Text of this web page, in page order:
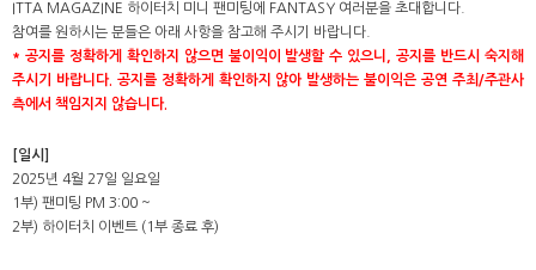
ITTA MAGAZINE 하이터치 미니 팬미팅에 FANTASY 여러분을 초대합니다.
참여를 원하시는 분들은 아래 사항을 참고해 주시기 바랍니다.
* 공지를 정확하게 확인하지 않으면 불이익이 발생할 수 있으니, 공지를 반드시 숙지해
주시기 바랍니다. 공지를 정확하게 확인하지 않아 발생하는 불이익은 공연 주최/주관사
측에서 책임지지 않습니다.
[일시]
2025년 4월 27일 일요일
1부) 팬미팅 PM 3:00 ~
2부) 하이터치 이벤트 (1부 종료 후)